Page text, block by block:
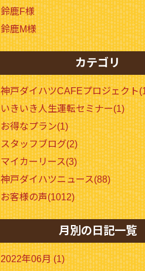
鈴鹿F様
鈴鹿M様
カテゴリ
神戸ダイハツCAFEプロジェクト
いきいき人生運転セミナー(1)
お得なプラン(1)
スタッフブログ(2)
マイカーリース(3)
神戸ダイハツニュース(88)
お客様の声(1012)
月別の日記一覧
2022年06月 (1)